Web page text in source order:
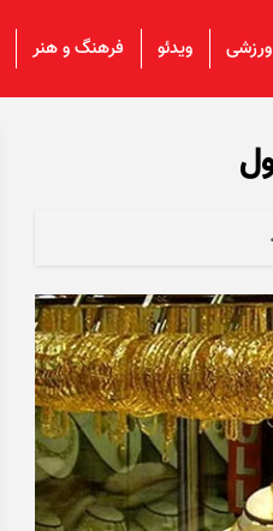
ورزشی ویدئو فرهنگ و هنر